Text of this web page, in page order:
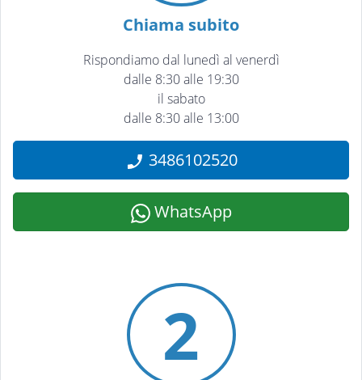
Chiama subito
Rispondiamo dal lunedì al venerdì
dalle 8:30 alle 19:30
il sabato
dalle 8:30 alle 13:00
3486102520
WhatsApp
2